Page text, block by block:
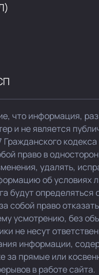
что информация,
и не является
Гражданского
право в
удалять,
об условиях
будут
собой право
усмотрению, без
не несут
информации,
за прямые или
в работе сайта.